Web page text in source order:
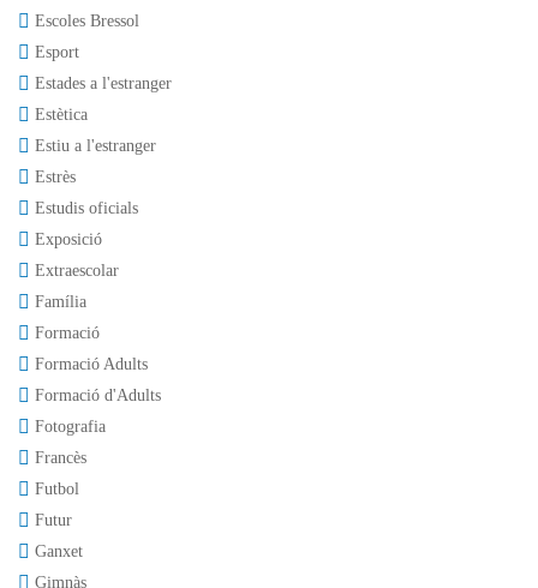
Escoles Bressol
Esport
Estades a l'estranger
Estètica
Estiu a l'estranger
Estrès
Estudis oficials
Exposició
Extraescolar
Família
Formació
Formació Adults
Formació d'Adults
Fotografia
Francès
Futbol
Futur
Ganxet
Gimnàs